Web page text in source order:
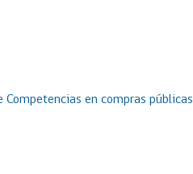
en compras públicas